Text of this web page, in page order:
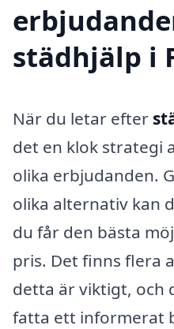
städhjälp i
När du letar efter
det en klok strategi
olika erbjudanden.
olika alternativ kan
du får den bästa
pris. Det finns flera
detta är viktigt, och
fatta ett informerat